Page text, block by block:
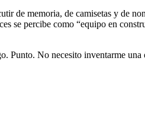
de memoria, de camisetas y de
se percibe como “equipo en
No necesito inventarme